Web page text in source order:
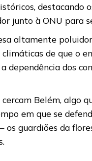
destacando
junto à ONU para
altamente
climáticas de que o
dependência dos
Belém, algo
em que se
os guardiões da